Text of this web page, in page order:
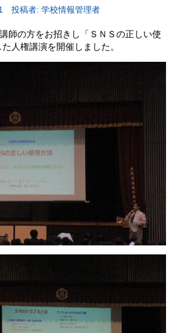
投稿者: 学校情報管理者
師の方をお招きし「ＳＮＳの正しい使
人権講演を開催しました。